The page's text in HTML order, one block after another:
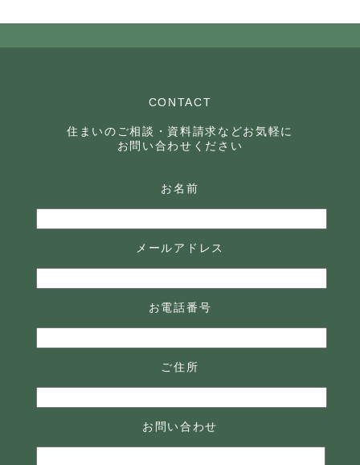
CONTACT
住まいのご相談・資料請求などお気軽に
お問い合わせください
お名前
メールアドレス
お電話番号
ご住所
お問い合わせ